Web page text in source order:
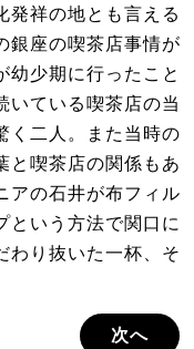
発祥の地とも言える
銀座の喫茶店事情が
幼少期に行ったこと
いている喫茶店の当
く二人。また当時の
と喫茶店の関係もあ
アの石井が布フィル
という方法で関口に
わり抜いた一杯、そ
次へ